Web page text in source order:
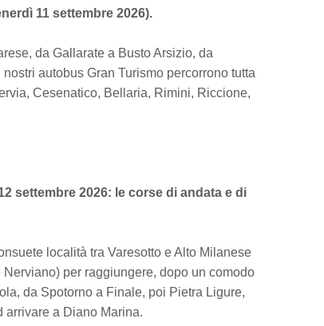
11 settembre 2026).
da Gallarate a Busto Arsizio, da
autobus Gran Turismo percorrono tutta
Cesenatico, Bellaria, Rimini, Riccione,
settembre 2026: le corse di andata e di
località tra Varesotto e Alto Milanese
per raggiungere, dopo un comodo
da Spotorno a Finale, poi Pietra Ligure,
arrivare a Diano Marina.